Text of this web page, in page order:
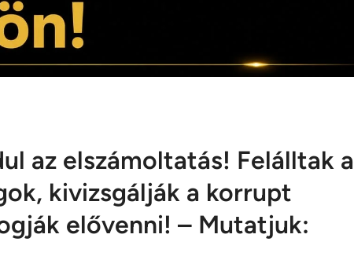
az elszámoltatás! Felálltak a
kivizsgálják a korrupt
elővenni! – Mutatjuk: